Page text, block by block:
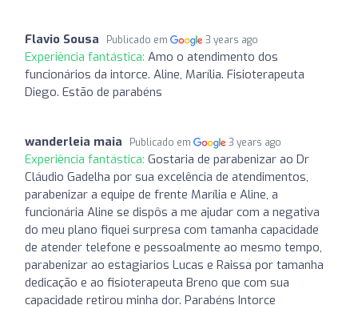
Flavio Sousa Publicado em 3 years ago
Experiência fantástica: Amo o atendimento dos
funcionários da intorce. Aline, Marília. Fisioterapeuta
Diego. Estão de parabéns
wanderleia maia Publicado em 3 years ago
Experiência fantástica: Gostaria de parabenizar ao Dr
Cláudio Gadelha por sua excelência de atendimentos,
parabenizar a equipe de frente Marília e Aline, a
funcionária Aline se dispôs a me ajudar com a negativa
do meu plano fiquei surpresa com tamanha capacidade
de atender telefone e pessoalmente ao mesmo tempo,
parabenizar ao estagiarios Lucas e Raissa por tamanha
dedicação e ao fisioterapeuta Breno que com sua
capacidade retirou minha dor. Parabéns Intorce